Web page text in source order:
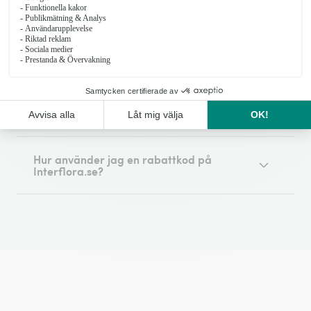
Hur får jag en rabattkod hos Interflora?
Vad gäller för rabattkoder på Interflora.se?
Hur använder jag en rabattkod på
Interflora.se?